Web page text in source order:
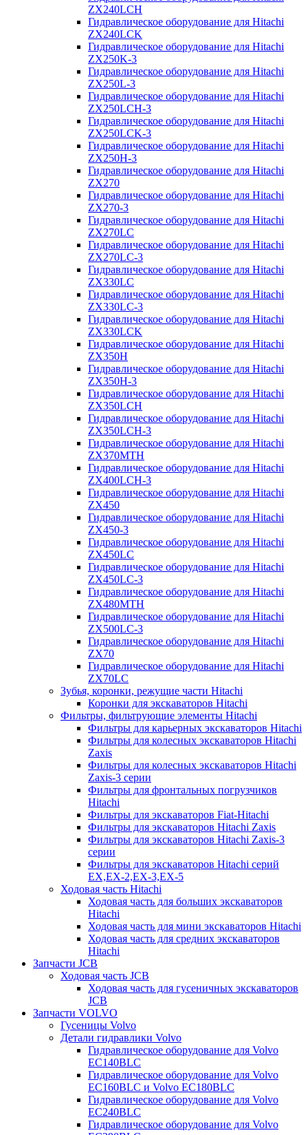
ZX240LCH
Гидравлическое оборудование для Hitachi
ZX240LCK
Гидравлическое оборудование для Hitachi
ZX250K-3
Гидравлическое оборудование для Hitachi
ZX250L-3
Гидравлическое оборудование для Hitachi
ZX250LCH-3
Гидравлическое оборудование для Hitachi
ZX250LCK-3
Гидравлическое оборудование для Hitachi
ZX250Н-3
Гидравлическое оборудование для Hitachi
ZX270
Гидравлическое оборудование для Hitachi
ZX270-3
Гидравлическое оборудование для Hitachi
ZX270LC
Гидравлическое оборудование для Hitachi
ZX270LC-3
Гидравлическое оборудование для Hitachi
ZX330LC
Гидравлическое оборудование для Hitachi
ZX330LC-3
Гидравлическое оборудование для Hitachi
ZX330LCK
Гидравлическое оборудование для Hitachi
ZX350H
Гидравлическое оборудование для Hitachi
ZX350H-3
Гидравлическое оборудование для Hitachi
ZX350LCH
Гидравлическое оборудование для Hitachi
ZX350LCH-3
Гидравлическое оборудование для Hitachi
ZX370MTH
Гидравлическое оборудование для Hitachi
ZX400LCH-3
Гидравлическое оборудование для Hitachi
ZX450
Гидравлическое оборудование для Hitachi
ZX450-3
Гидравлическое оборудование для Hitachi
ZX450LC
Гидравлическое оборудование для Hitachi
ZX450LC-3
Гидравлическое оборудование для Hitachi
ZX480MTH
Гидравлическое оборудование для Hitachi
ZX500LC-3
Гидравлическое оборудование для Hitachi
ZX70
Гидравлическое оборудование для Hitachi
ZX70LC
Зубья, коронки, режущие части Hitachi
Коронки для экскаваторов Hitachi
Фильтры, фильтрующие элементы Hitachi
Фильтры для карьерных экскаваторов Hitachi
Фильтры для колесных экскаваторов Hitachi
Zaxis
Фильтры для колесных экскаваторов Hitachi
Zaxis-3 серии
Фильтры для фронтальных погрузчиков
Hitachi
Фильтры для экскаваторов Fiat-Hitachi
Фильтры для экскаваторов Hitachi Zaxis
Фильтры для экскаваторов Hitachi Zaxis-3
серии
Фильтры для экскаваторов Hitachi серий
EX,EX-2,EX-3,EX-5
Ходовая часть Hitachi
Ходовая часть для больших экскаваторов
Hitachi
Ходовая часть для мини экскаваторов Hitachi
Ходовая часть для средних экскаваторов
Hitachi
Запчасти JCB
Ходовая часть JCB
Ходовая часть для гусеничных экскаваторов
JCB
Запчасти VOLVO
Гусеницы Volvo
Детали гидравлики Volvo
Гидравлическое оборудование для Volvo
EC140BLC
Гидравлическое оборудование для Volvo
EC160BLC и Volvo EC180BLC
Гидравлическое оборудование для Volvo
EC240BLC
Гидравлическое оборудование для Volvo